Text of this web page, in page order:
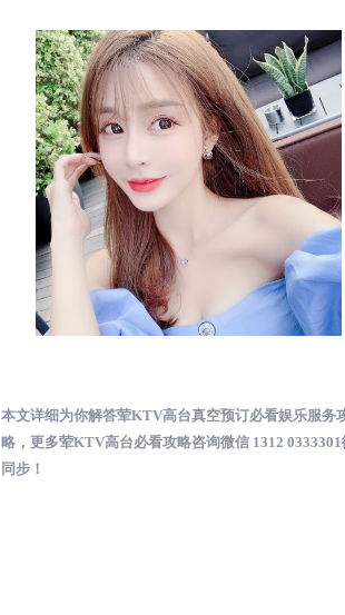
本文详细为你解答荤KTV高台真空预订必看娱乐服务
略，更多荤KTV高台必看攻略咨询微信 1312 0333301
同步！